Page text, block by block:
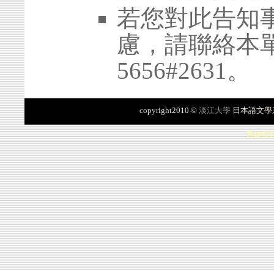
若您對此告知
慮，請聯絡本
5656#2631。
copyright2010 © 淡江大學 日本語文學
系統管